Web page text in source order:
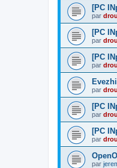
[PC
par
[PC
par
[PC
par
par
[PC
par
[PC
par
par